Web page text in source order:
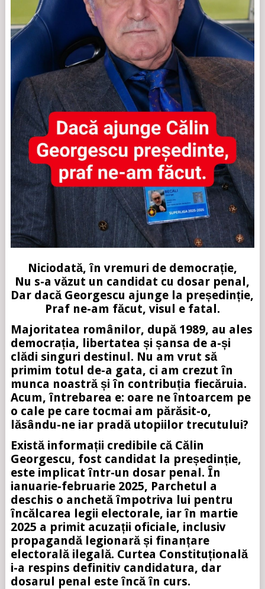
Niciodată, în vremuri de democrație,
Nu s-a văzut un candidat cu dosar penal,
Dar dacă Georgescu ajunge la președinție,
Praf ne-am făcut, visul e fatal.
Majoritatea românilor, după 1989, au ales
democrația, libertatea și șansa de a-și
clădi singuri destinul. Nu am vrut să
primim totul de-a gata, ci am crezut în
munca noastră și în contribuția fiecăruia.
Acum, întrebarea e: oare ne întoarcem pe
o cale pe care tocmai am părăsit-o,
lăsându-ne iar pradă utopiilor trecutului?
Există informații credibile că Călin
Georgescu, fost candidat la președinție,
este implicat într-un dosar penal. În
ianuarie-februarie 2025, Parchetul a
deschis o anchetă împotriva lui pentru
încălcarea legii electorale, iar în martie
2025 a primit acuzații oficiale, inclusiv
propagandă legionară și finanțare
electorală ilegală. Curtea Constituțională
i-a respins definitiv candidatura, dar
dosarul penal este încă în curs.